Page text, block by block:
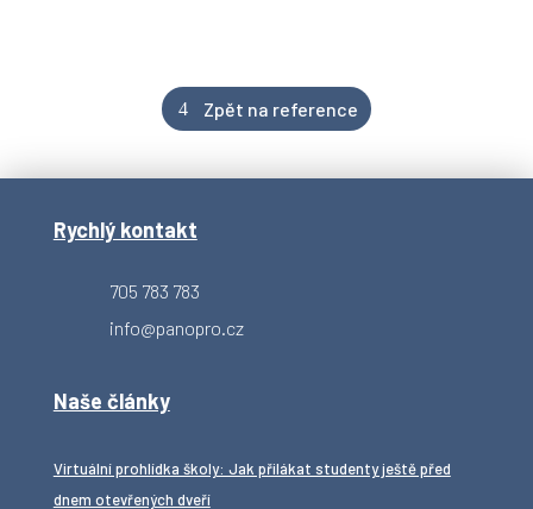
Zpět na reference
Rychlý kontakt
705 783 783
info@panopro.cz
Naše články
Virtuální prohlídka školy: Jak přilákat studenty ještě před
dnem otevřených dveří